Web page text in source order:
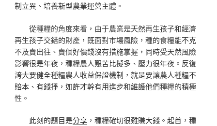
制立異、培養新型農業運營主體。
從種糧的角度來看，由于農業是天然再生孩子和經濟
再生孩子交錯的財產，既面對市場風險，種的食糧能不克
不及賣出往、賣個好價錢沒有措施掌握，同時受天然風險
影響很是年夜，種糧農人艱苦比擬多、壓力很年夜。反復
誇大要健全種糧農人收益保證機制，就是要讓農人種糧不
賠本、有錢掙，如許才幹有用進步和維護他們種糧的積極
性。
此刻的題目是分享 ，種糧確切很難賺大錢。起首，種